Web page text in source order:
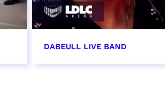
DABEULL LIVE BAND